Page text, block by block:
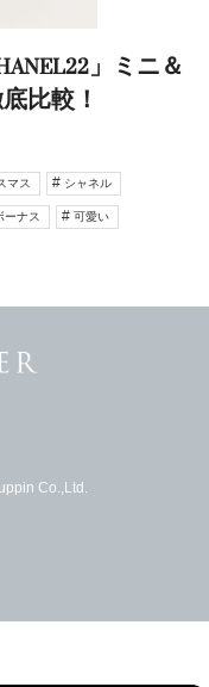
」ミニ＆
比較！
マス シャネル
ーナス 可愛い
Co.,Ltd.